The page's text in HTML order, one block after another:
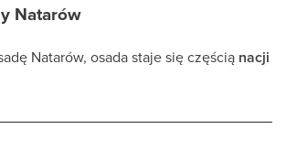
Natarów
Natarów, osada staje się częścią nacji